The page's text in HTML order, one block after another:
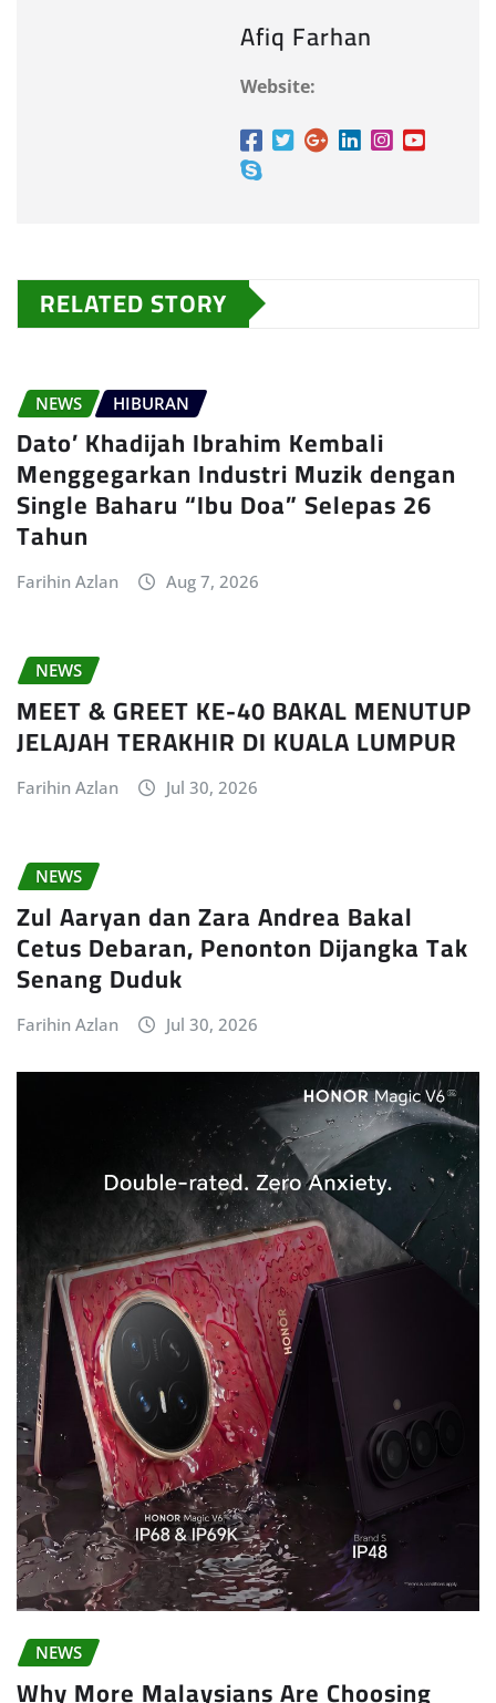
Afiq Farhan
Website:
RELATED STORY
NEWS HIBURAN
Dato’ Khadijah Ibrahim Kembali
Menggegarkan Industri Muzik dengan
Single Baharu “Ibu Doa” Selepas 26
Tahun
Farihin Azlan Aug 7, 2026
NEWS
MEET & GREET KE-40 BAKAL MENUTUP
JELAJAH TERAKHIR DI KUALA LUMPUR
Farihin Azlan Jul 30, 2026
NEWS
Zul Aaryan dan Zara Andrea Bakal
Cetus Debaran, Penonton Dijangka Tak
Senang Duduk
Farihin Azlan Jul 30, 2026
NEWS
Why More Malaysians Are Choosing